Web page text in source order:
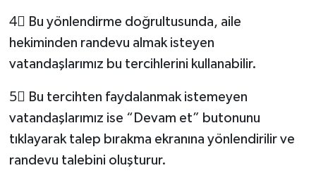
4⃣ Bu yönlendirme doğrultusunda, aile
hekiminden randevu almak isteyen
vatandaşlarımız bu tercihlerini kullanabilir.
5⃣ Bu tercihten faydalanmak istemeyen
vatandaşlarımız ise “Devam et” butonunu
tıklayarak talep bırakma ekranına yönlendirilir ve
randevu talebini oluşturur.